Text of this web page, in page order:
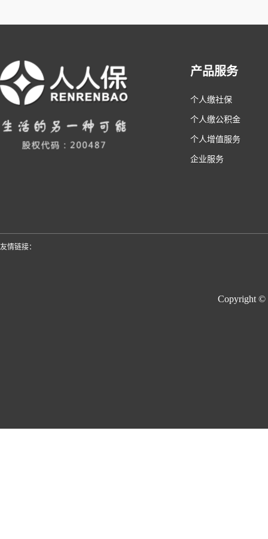
产品服务
个人缴社保
个人缴公积金
个人增值服务
企业服务
友情链接：
Copyright ©